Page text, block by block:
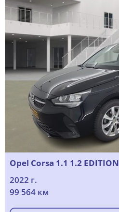
Opel Corsa 1.1 1.2
2022 г.
99 564 км